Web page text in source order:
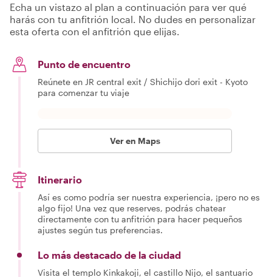
Echa un vistazo al plan a continuación para ver qué
harás con tu anfitrión local. No dudes en personalizar
esta oferta con el anfitrión que elijas.
Punto de encuentro
Reúnete en JR central exit / Shichijo dori exit - Kyoto
para comenzar tu viaje
Ver en Maps
Itinerario
Así es como podría ser nuestra experiencia, ¡pero no es
algo fijo! Una vez que reserves, podrás chatear
directamente con tu anfitrión para hacer pequeños
ajustes según tus preferencias.
Lo más destacado de la ciudad
Visita el templo Kinkakoji, el castillo Nijo, el santuario